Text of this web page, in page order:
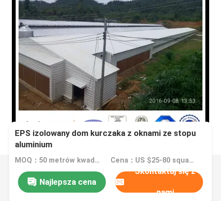
EPS izolowany dom kurczaka z oknami ze stopu
aluminium
MOQ：50 metrów kwadratowych Cena：US $25-80 square meter
Najlepsza cena
Skontaktuj się z
nami